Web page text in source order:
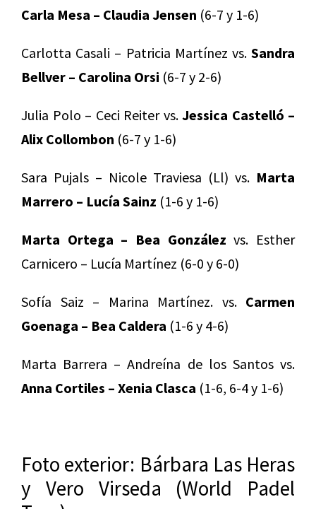
Carla Mesa – Claudia Jensen (6-7 y 1-6)
Carlotta Casali – Patricia Martínez vs. Sandra
Bellver – Carolina Orsi (6-7 y 2-6)
Julia Polo – Ceci Reiter vs.Jessica Castelló –
Alix Collombon (6-7 y 1-6)
Sara Pujals – Nicole Traviesa (Ll) vs. Marta
Marrero – Lucía Sainz (1-6 y 1-6)
Marta Ortega – Bea González vs. Esther
Carnicero – Lucía Martínez (6-0 y 6-0)
Sofía Saiz – Marina Martínez. vs. Carmen
Goenaga – Bea Caldera (1-6 y 4-6)
Marta Barrera – Andreína de los Santos vs.
Anna Cortiles – Xenia Clasca (1-6, 6-4 y 1-6)
Foto exterior: Bárbara Las Heras
y Vero Virseda (World Padel